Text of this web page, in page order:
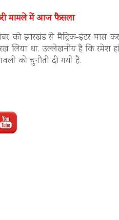
मामले में आज फैसला
को झारखंड से मैट्रिक-इंटर पास
लिया था. उल्लेखनीय है कि रमेश
को चुनौती दी गयी है.